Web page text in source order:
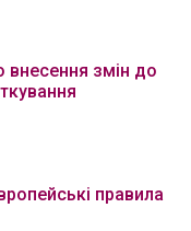
змін до
правила